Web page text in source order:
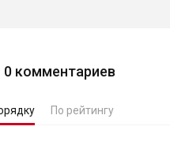
0 комментариев
По рейтингу